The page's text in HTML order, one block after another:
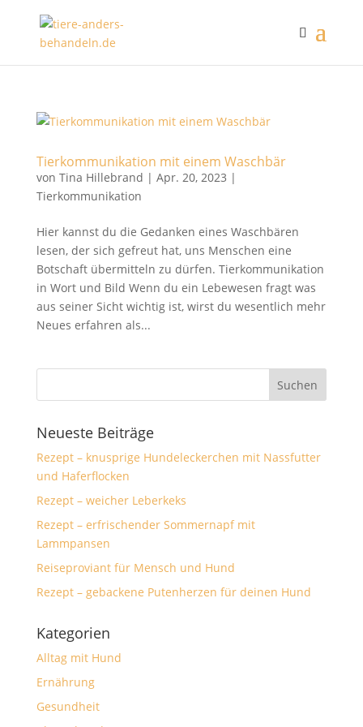
Tierkommunikation mit einem Waschbär
von Tina Hillebrand | Apr. 20, 2023 |
Tierkommunikation
Hier kannst du die Gedanken eines Waschbären
lesen, der sich gefreut hat, uns Menschen eine
Botschaft übermitteln zu dürfen. Tierkommunikation
in Wort und Bild Wenn du ein Lebewesen fragt was
aus seiner Sicht wichtig ist, wirst du wesentlich mehr
Neues erfahren als...
Neueste Beiträge
Rezept – knusprige Hundeleckerchen mit Nassfutter
und Haferflocken
Rezept – weicher Leberkeks
Rezept – erfrischender Sommernapf mit
Lammpansen
Reiseproviant für Mensch und Hund
Rezept – gebackene Putenherzen für deinen Hund
Kategorien
Alltag mit Hund
Ernährung
Gesundheit